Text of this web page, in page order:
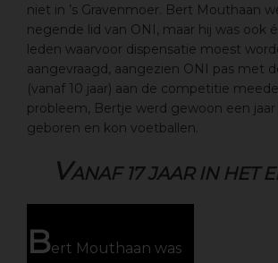
niet in ’s Gravenmoer. Bert Mouthaan
negende lid van ONI, maar hij was ook
leden waarvoor dispensatie moest
aangevraagd, aangezien ONI pas met
(vanaf 10 jaar) aan de competitie
probleem, Bertje werd gewoon een jaar
geboren en kon voetballen.
VANAF 17 JAAR IN HET
Bert Mouthaan was